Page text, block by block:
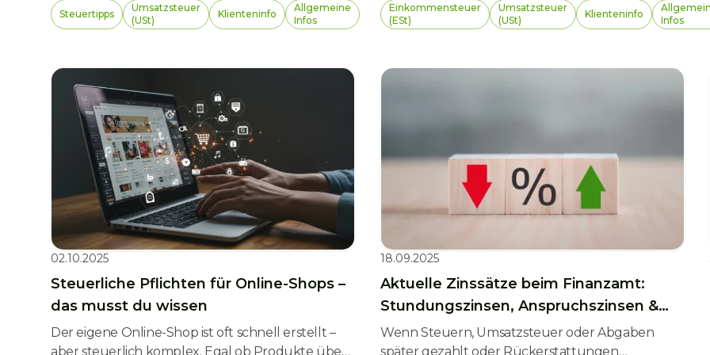
Vermögensbaustein wird, lohnt sich ein genauer
Steuertipps
Umsatzsteuer
(USt)
Klienteninfo
Allgemeine
Infos
Unternehmer:innen verpflichtend über
Rechtsmittel. Wir erklären, was sich ändert – und
Einkommensteuer
(ESt)
Umsatzsteuer
(USt)
Klienteninfo
Infos
02.10.2025
Steuerliche Pflichten für Online-Shops –
das musst du wissen
Der eigene Online-Shop ist oft schnell erstellt –
aber steuerlich komplex. Egal ob Produkte über
18.09.2025
Aktuelle Zinssätze beim Finanzamt:
Stundungszinsen, Anspruchszinsen &
Co.
Wenn Steuern, Umsatzsteuer oder Abgaben
später gezahlt oder Rückerstattungen